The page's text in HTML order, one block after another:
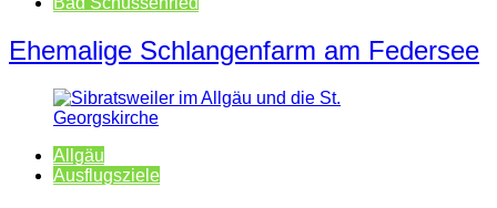
Ehemalige Schlangenfarm am Federsee
Allgäu
Ausflugsziele